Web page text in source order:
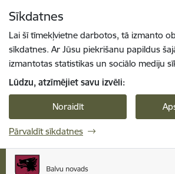
Sīkdatnes
Lai šī tīmekļvietne darbotos, tā izmanto
sīkdatnes. Ar Jūsu piekrišanu papildus
izmantotas statistikas un sociālo mediju
Lūdzu, atzīmējiet savu izvēli:
Noraidīt
Pārvaldīt sīkdatnes